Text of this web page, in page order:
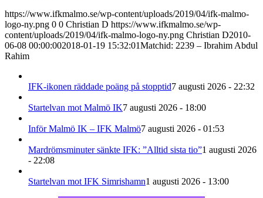
https://www.ifkmalmo.se/wp-content/uploads/2019/04/ifk-malmo-
logo-ny.png 0 0 Christian D https://www.ifkmalmo.se/wp-
content/uploads/2019/04/ifk-malmo-logo-ny.png Christian D2010-
06-08 00:00:002018-01-19 15:32:01Matchid: 2239 – Ibrahim Abdul
Rahim
IFK-ikonen räddade poäng på stopptid7 augusti 2026 - 22:32
Startelvan mot Malmö IK7 augusti 2026 - 18:00
Inför Malmö IK – IFK Malmö7 augusti 2026 - 01:53
Mardrömsminuter sänkte IFK: ”Alltid sista tio”1 augusti 2026
- 22:08
Startelvan mot IFK Simrishamn1 augusti 2026 - 13:00